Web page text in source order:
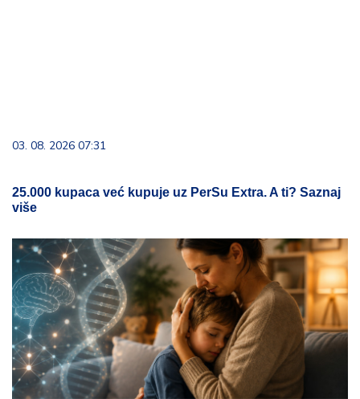
03. 08. 2026 07:31
25.000 kupaca već kupuje uz PerSu Extra. A ti? Saznaj
više